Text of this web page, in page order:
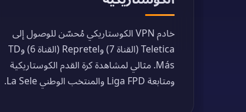
خادم VPN الكوستاريكي مُحسّن للوصول إلى
Teletica (القناة 7) وRepretel (القناة 6) وTD
Más. مثالي لمشاهدة كرة القدم الكوستاريكية
ومتابعة Liga FPD والمنتخب الوطني La Sele.